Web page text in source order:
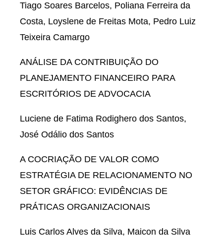
Tiago Soares Barcelos, Poliana Ferreira da
Costa, Loyslene de Freitas Mota, Pedro Luiz
Teixeira Camargo
ANÁLISE DA CONTRIBUIÇÃO DO
PLANEJAMENTO FINANCEIRO PARA
ESCRITÓRIOS DE ADVOCACIA
Luciene de Fatima Rodighero dos Santos,
José Odálio dos Santos
A COCRIAÇÃO DE VALOR COMO
ESTRATÉGIA DE RELACIONAMENTO NO
SETOR GRÁFICO: EVIDÊNCIAS DE
PRÁTICAS ORGANIZACIONAIS
Luis Carlos Alves da Silva, Maicon da Silva